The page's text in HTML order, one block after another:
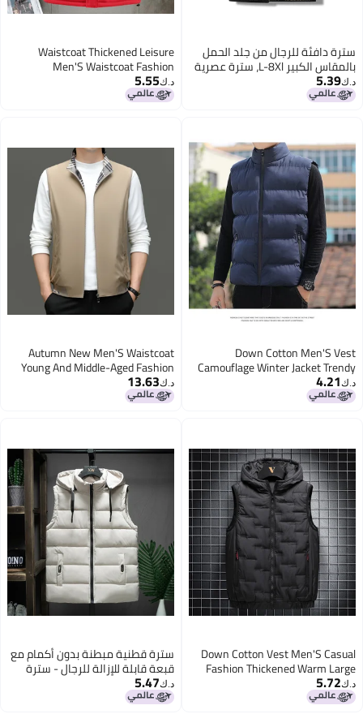
2
سترة دافئة للرجال من جلد الحمل
بالمقاس الكبير L-8Xl، سترة عصرية
تناسب جميع الأوقات
د.ك‏5.39
Waistcoat Thickened Leisure
Men'S Waistcoat Fashion
Waistcoat Sleeveless Plus Size
5519
د.ك‏5.55
Down Cotton Men'S Vest
Camouflage Winter Jacket Trendy
Loose Versatile Cotton Coat Thick
Warm Couple Outerwear
د.ك‏4.21
Autumn New Men'S Waistcoat
Young And Middle-Aged Fashion
Casual Zipper Stand Collar Thin
Cardigan Coat Men'S Vest
د.ك‏13.63
Down Cotton Vest Men'S Casual
Fashion Thickened Warm Large
Size Waistcoat Cotton Vest Jacket
د.ك‏5.72
2
سترة قطنية مبطنة بدون أكمام مع
قبعة قابلة للإزالة للرجال - سترة
كورية عصرية دافئة وسميكة مع
حزام
د.ك‏5.47